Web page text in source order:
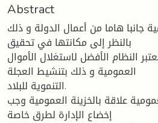
Abstract
جانبا هاما من أعمال الدولة و ذلك
بالنظر إلى مكانتها في تحقیق
النظام الأفضل لاستغلال الأموال
العمومیة و ذلك بتنشیط العجلة
التنمویة للبلاد.
علاقة بالخزینة العمومیة وجب
إخضاع الإدارة لطرق خاصة